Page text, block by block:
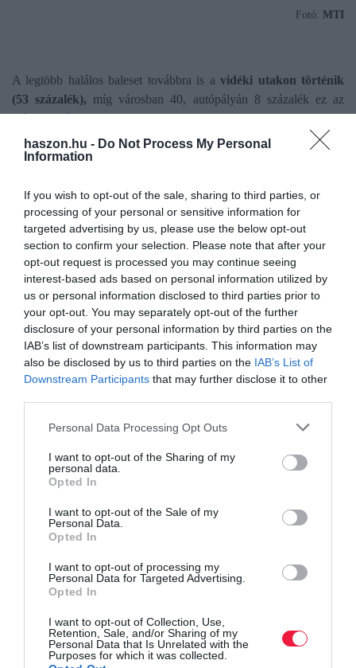
haszon.hu - Do Not Process My Personal
Information
If you wish to opt-out of the sale, sharing to third parties, or
processing of your personal or sensitive information for
targeted advertising by us, please use the below opt-out
section to confirm your selection. Please note that after your
opt-out request is processed you may continue seeing
interest-based ads based on personal information utilized by
us or personal information disclosed to third parties prior to
your opt-out. You may separately opt-out of the further
disclosure of your personal information by third parties on the
IAB’s list of downstream participants. This information may
also be disclosed by us to third parties on the IAB’s List of
Downstream Participants that may further disclose it to other
Please note that this website/app uses one or more Google
not limited to your visit or usage behaviour. You may click to
grant or deny consent to Google and its third-party tags to
use your data for below specified purposes in below Google
consent section.
Personal Data Processing Opt Outs
I want to opt-out of the Sharing of my
personal data.
Opted In
I want to opt-out of the Sale of my
Personal Data.
Opted In
I want to opt-out of processing my
Personal Data for Targeted Advertising.
Opted In
I want to opt-out of Collection, Use,
Retention, Sale, and/or Sharing of my
Personal Data that Is Unrelated with the
Purposes for which it was collected.
Fotó: MTI
A legtöbb halálos baleset továbbra is avidéki utakon történik
(53 százalék), míg városban 40, autópályán 8 százalék ez az
arány. Városi környezetben különösen a gyalogosok (18
százalék), a kerékpárosok (9 százalék) és a motorosok (21
százalék) veszélyeztetettek. Bár az elektromos rollerek aránya
száma is emelkedett az utóbbi években. Azáldozatok 77
százaléka férfi.
Ez is érdekelhet!Balesetet okoztál? Ekkor
kérheti vissza a pénzt a biztosító
Olvasd el ezt is!
Ennyit ér a balesetmentes múlt a kötelező
biztosításoknál
Így kerülheted el a nyári vadbaleseteket
Ezek az ország legveszélyesebb baleseti gócpontjai
statisztika